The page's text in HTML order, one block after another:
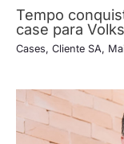
Tempo
case para
Cases, Cliente SA,